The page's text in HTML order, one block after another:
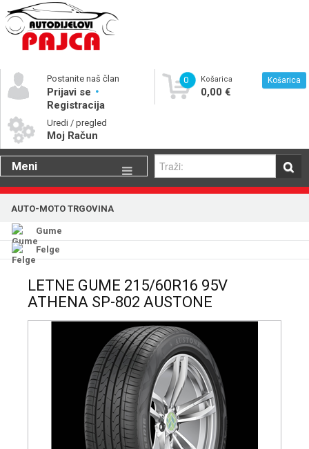
Postanite naš član
Prijavi se
Registracija
Uredi / pregled
Moj Račun
0 Košarica
0,00 €
Košarica
Meni
Gume
Katalog rezervnih dijelova
AUTO-MOTO TRGOVINA
Gume
Felge
LETNE GUME 215/60R16 95V
ATHENA SP-802 AUSTONE